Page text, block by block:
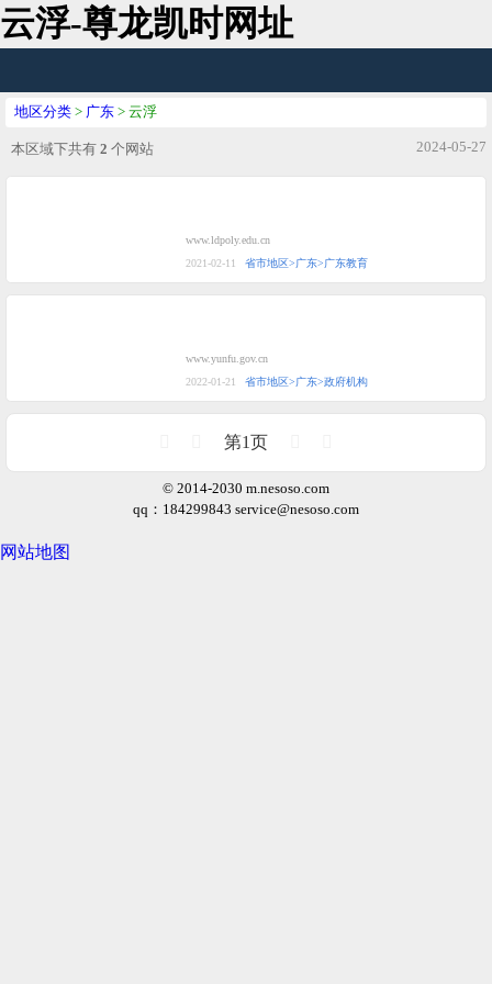
云浮-尊龙凯时网址
地区分类 > 广东 > 云浮
本区域下共有 2 个网站 2024-05-27
www.ldpoly.edu.cn
2021-02-11
省市地区>广东>广东教育
www.yunfu.gov.cn
2022-01-21
省市地区>广东>政府机构
第1页
© 2014-2030 m.nesoso.com
qq：184299843 service@nesoso.com
网站地图